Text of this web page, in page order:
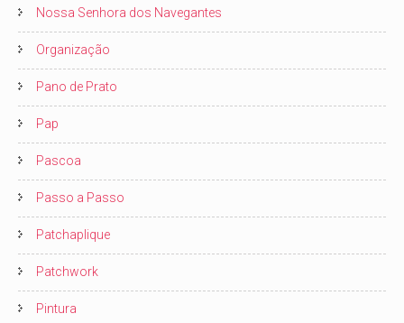
Nossa Senhora dos Navegantes
Organização
Pano de Prato
Pap
Pascoa
Passo a Passo
Patchaplique
Patchwork
Pintura